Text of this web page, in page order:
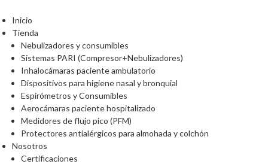
Inicio
Tienda
Nebulizadores y consumibles
Sistemas PARI (Compresor+Nebulizadores)
Inhalocámaras paciente ambulatorio
Dispositivos para higiene nasal y bronquial
Espirómetros y Consumibles
Aerocámaras paciente hospitalizado
Medidores de flujo pico (PFM)
Protectores antialérgicos para almohada y colchón
Nosotros
Certificaciones